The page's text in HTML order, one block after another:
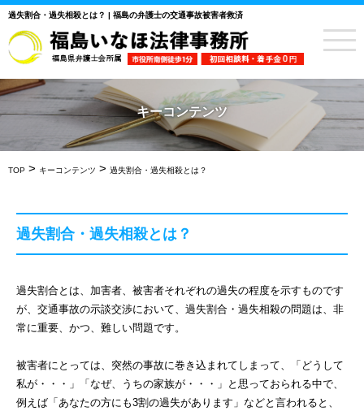
過失割合・過失相殺とは？ | 福島の弁護士の交通事故被害者救済
キーコンテンツ
TOP > キーコンテンツ > 過失割合・過失相殺とは？
過失割合・過失相殺とは？
過失割合とは、加害者、被害者それぞれの過失の程度を示すものです
が、交通事故の示談交渉において、過失割合・過失相殺の問題は、非
常に重要、かつ、難しい問題です。
被害者にとっては、突然の事故に巻き込まれてしまって、「どうして
私が・・・」「なぜ、うちの家族が・・・」と思っておられる中で、
例えば「あなたの方にも3割の過失があります」などと言われると、